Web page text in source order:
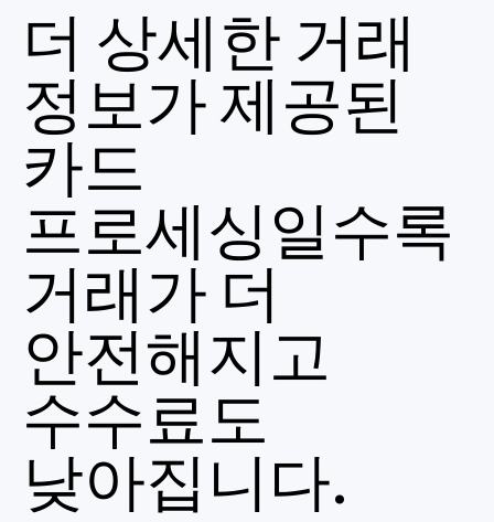
더 상세한 거래
정보가제공된
카드
프로세싱일수록
거래가 더
안전해지고
수수료도
낮아집니다.